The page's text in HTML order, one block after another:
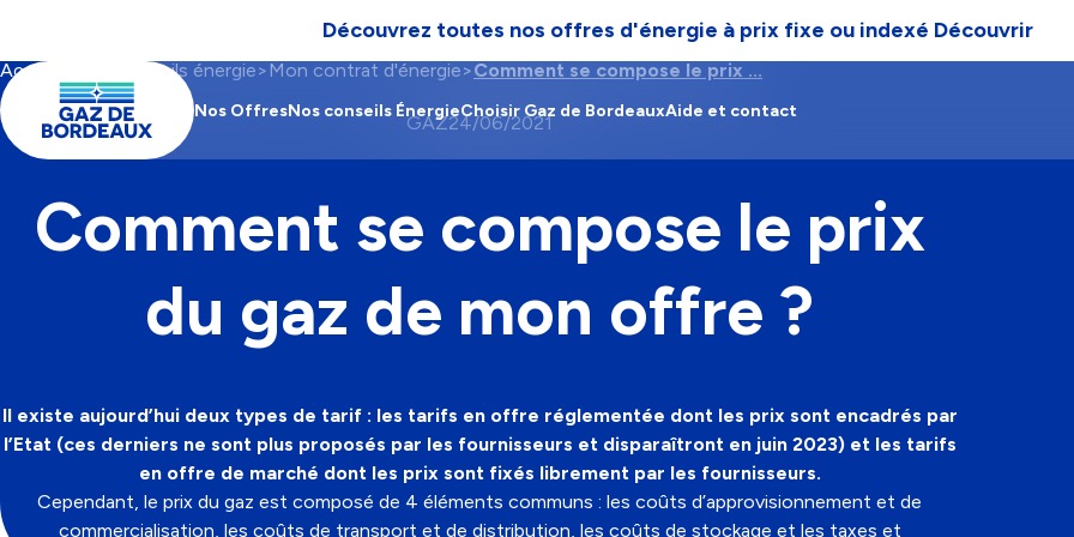
Aller au pied-de-page
Découvrez toutes nos offres d'énergie à prix fixe ou indexé Découvrir
Main
navigation
Nos OffresNos conseils ÉnergieChoisir Gaz de BordeauxAide et contact
Contenu
principal
Fil
d'Ariane
Accueil Nos conseils énergie Mon contrat d'énergie Comment se compose le prix ...
CATÉGORIE
GAZ24/06/2021
Comment se compose le prix
du gaz de mon offre ?
Il existe aujourd’hui deux types de tarif : les tarifs en offre réglementée dont les prix sont encadrés par
l’Etat (ces derniers ne sont plus proposés par les fournisseurs et disparaîtront en juin 2023) et les tarifs
en offre de marché dont les prix sont fixés librement par les fournisseurs.
Cependant, le prix du gaz est composé de 4 éléments communs : les coûts d’approvisionnement et de
commercialisation, les coûts de transport et de distribution, les coûts de stockage et les taxes et